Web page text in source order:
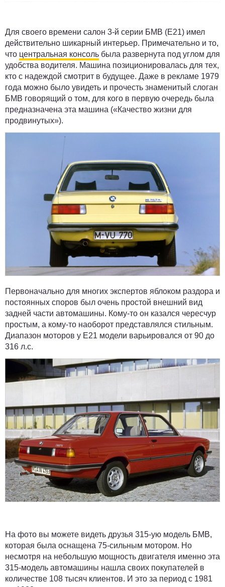
Для своего времени салон 3-й серии БМВ (Е21) имел
действительно шикарный интерьер. Примечательно и то,
что центральная консоль была развернута под углом для
удобства водителя. Машина позиционировалась для тех,
кто с надеждой смотрит в будущее. Даже в рекламе 1979
года можно было увидеть и прочесть знаменитый слоган
БМВ говорящий о том, для кого в первую очередь была
предназначена эта машина («Качество жизни для
продвинутых»).
Первоначально для многих экспертов яблоком раздора и
постоянных споров был очень простой внешний вид
задней части автомашины. Кому-то он казался чересчур
простым, а кому-то наоборот представлялся стильным.
Диапазон моторов у Е21 модели варьировался от 90 до
316 л.с.
На фото вы можете видеть друзья 315-ую модель БМВ,
которая была оснащена 75-сильным мотором. Но
несмотря на небольшую мощность двигателя именно эта
315-модель автомашины нашла своих покупателей в
количестве 108 тысяч клиентов. И это за период с 1981